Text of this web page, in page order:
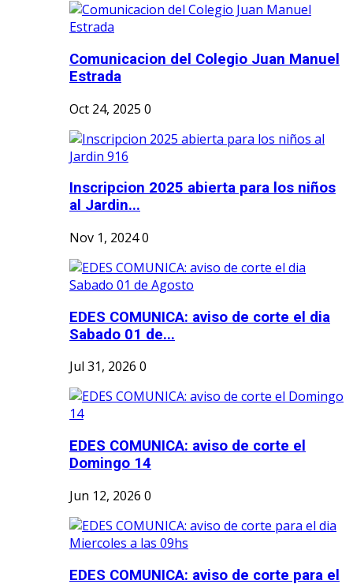
Comunicacion del Colegio Juan Manuel
Estrada
Oct 24, 2025 0
Inscripcion 2025 abierta para los niños
al Jardin...
Nov 1, 20240
EDES COMUNICA: aviso de corte el dia
Sabado 01 de...
Jul 31, 2026 0
EDES COMUNICA: aviso de corte el
Domingo 14
Jun 12, 2026 0
EDES COMUNICA: aviso de corte para el